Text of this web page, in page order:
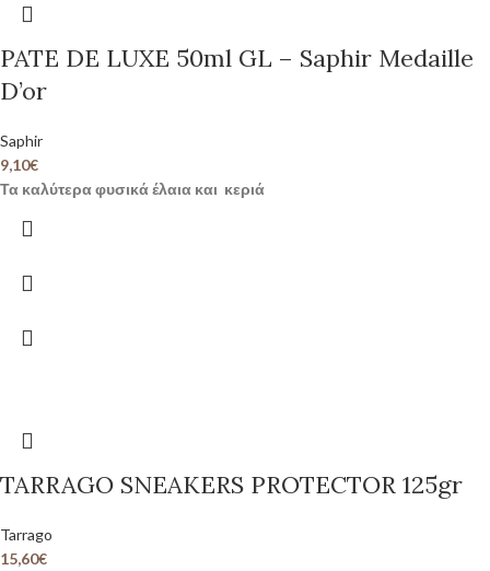
PATE DE LUXE 50ml GL – Saphir Medaille
D’or
Saphir
9,10€
Τα καλύτερα φυσικά έλαια και κεριά
TARRAGO SNEAKERS PROTECTOR 125gr
Tarrago
15,60€